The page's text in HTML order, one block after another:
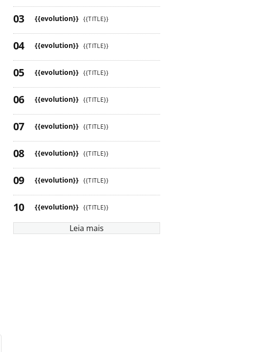
{{evolution}} {{TITLE}}
{{evolution}} {{TITLE}}
{{evolution}} {{TITLE}}
{{evolution}} {{TITLE}}
{{evolution}} {{TITLE}}
{{evolution}} {{TITLE}}
{{evolution}} {{TITLE}}
{{evolution}} {{TITLE}}
Leia mais